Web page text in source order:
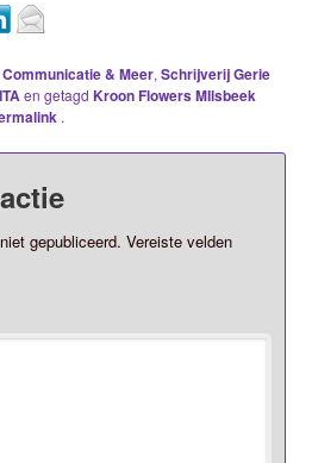
Communicatie & Meer,Schrijverij Gerie
en getagdKroon Flowers MIlsbeek
.
gepubliceerd. Vereiste velden